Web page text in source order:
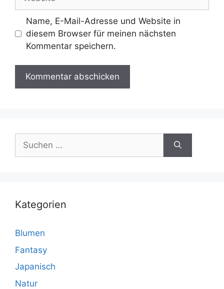
Name, E-Mail-Adresse und Website in
diesem Browser für meinen nächsten
Kommentar speichern.
Suchen
nach:
Kategorien
Blumen
Fantasy
Japanisch
Natur